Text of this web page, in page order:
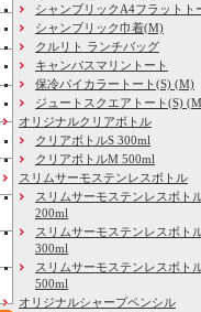
シャンブリックA4フラットト
シャンブリック巾着(M)
クルリト ランチバッグ
キャンバスマリントート
保冷バイカラートート(S) (M)
ジュートスクエアトート(S)
オリジナルクリアボトル
クリアボトルS 300ml
クリアボトルM 500ml
スリムサーモステンレスボトル
スリムサーモステンレスボト
200ml
スリムサーモステンレスボト
300ml
スリムサーモステンレスボト
500ml
オリジナルシャープペンシル